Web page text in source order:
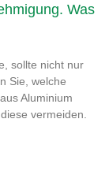
Was
sollte nicht nur
Sie, welche
Aluminium
vermeiden.